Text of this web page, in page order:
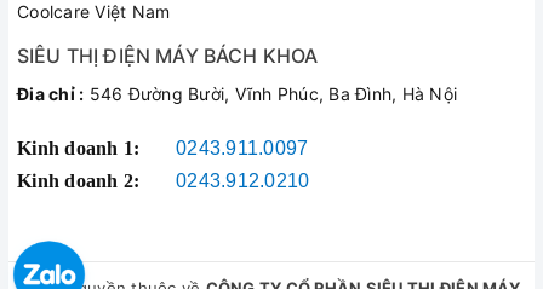
Coolcare Việt Nam
SIÊU THỊ ĐIỆN MÁY BÁCH KHOA
Đia chỉ : 546 Đường Bười, Vĩnh Phúc, Ba Đình, Hà Nội
Kinh doanh 1:
0243.911.0097
Kinh doanh 2:
0243.912.0210